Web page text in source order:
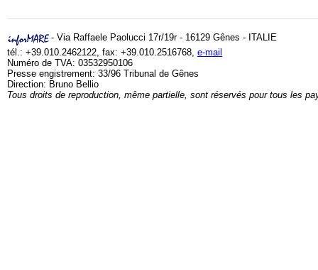
- Via Raffaele Paolucci 17r/19r - 16129 Gênes - ITALIE
tél.: +39.010.2462122, fax: +39.010.2516768, e-mail
Numéro de TVA: 03532950106
Presse engistrement: 33/96 Tribunal de Gênes
Direction: Bruno Bellio
Tous droits de reproduction, même partielle, sont réservés pour tous les